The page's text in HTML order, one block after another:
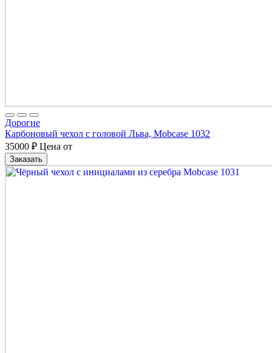
Дорогие
Карбоновый чехол с головой Льва, Mobcase 1032
35000 ₽ Цена от
Заказать